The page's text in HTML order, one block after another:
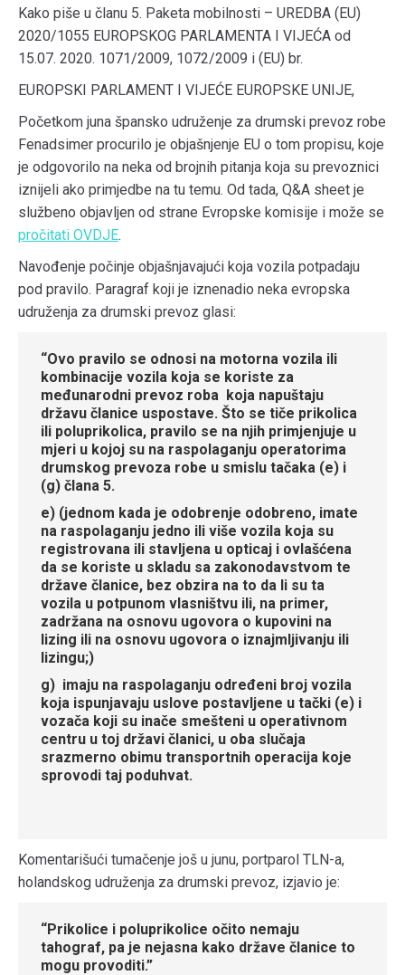
Kako piše u članu 5. Paketa mobilnosti – UREDBA (EU)
2020/1055 EUROPSKOG PARLAMENTA I VIJEĆA od
15.07. 2020. 1071/2009, 1072/2009 i (EU) br.
EUROPSKI PARLAMENT I VIJEĆE EUROPSKE UNIJE,
Početkom juna špansko udruženje za drumski prevoz robe
Fenadsimer procurilo je objašnjenje EU o tom propisu, koje
je odgovorilo na neka od brojnih pitanja koja su prevoznici
iznijeli ako primjedbe na tu temu. Od tada, Q&A sheet je
službeno objavljen od strane Evropske komisije i može se
pročitati OVDJE.
Navođenje počinje objašnjavajući koja vozila potpadaju
pod pravilo. Paragraf koji je iznenadio neka evropska
udruženja za drumski prevoz glasi:
“Ovo pravilo se odnosi na motorna vozila ili
kombinacije vozila koja se koriste za
međunarodni prevoz roba koja napuštaju
državu članice uspostave. Što se tiče prikolica
ili poluprikolica, pravilo se na njih primjenjuje u
mjeri u kojoj su na raspolaganju operatorima
drumskog prevoza robe u smislu tačaka (e) i
(g) člana 5.
e) (jednom kada je odobrenje odobreno, imate
na raspolaganju jedno ili više vozila koja su
registrovana ili stavljena u opticaj i ovlašćena
da se koriste u skladu sa zakonodavstvom te
države članice, bez obzira na to da li su ta
vozila u potpunom vlasništvu ili, na primer,
zadržana na osnovu ugovora o kupovini na
lizing ili na osnovu ugovora o iznajmljivanju ili
lizingu;)
g) imaju na raspolaganju određeni broj vozila
koja ispunjavaju uslove postavljene u tački (e) i
vozača koji su inače smešteni u operativnom
centru u toj državi članici, u oba slučaja
srazmerno obimu transportnih operacija koje
sprovodi taj poduhvat.
Komentarišući tumačenje još u junu, portparol TLN-a,
holandskog udruženja za drumski prevoz, izjavio je:
“Prikolice i poluprikolice očito nemaju
tahograf, pa je nejasna kako države članice to
mogu provoditi.”